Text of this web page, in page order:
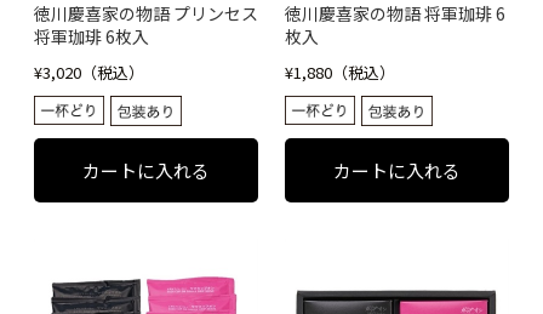
徳川慶喜家の物語 プリンセス
将軍珈琲 6枚入
¥3,020（税込）
徳川慶喜家の物語 将軍珈琲 6
枚入
¥1,880（税込）